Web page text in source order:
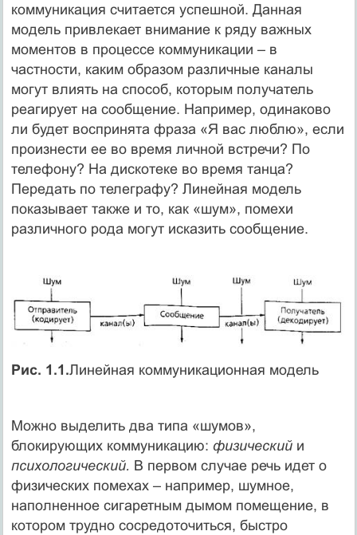
коммуникация считается успешной. Данная
модель привлекает внимание к ряду важных
моментов в процессе коммуникации – в
частности, каким образом различные каналы
могут влиять на способ, которым получатель
реагирует на сообщение. Например, одинаково
ли будет воспринята фраза «Я вас люблю», если
произнести ее во время личной встречи? По
телефону? На дискотеке во время танца?
Передать по телеграфу? Линейная модель
показывает также и то, как «шум», помехи
различного рода могут исказить сообщение.
Рис. 1.1.Линейная коммуникационная модель
Можно выделить два типа «шумов»,
блокирующих коммуникацию: физический и
психологический. В первом случае речь идет о
физических помехах – например, шумное,
наполненное сигаретным дымом помещение, в
котором трудно сосредоточиться, быстро